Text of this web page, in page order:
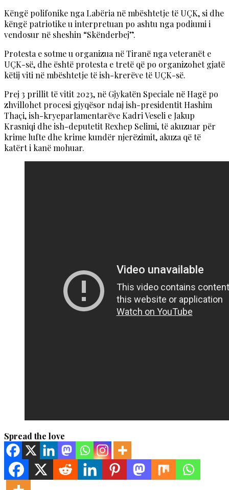
Këngë polifonike nga Labëria në mbështetje të UÇK, si dhe
këngë patriotike u interpretuan po ashtu nga podiumi i
vendosur në sheshin “Skënderbej”.
Protesta e sotme u organizua në Tiranë nga veteranët e
UÇK-së, dhe është protesta e tretë që po organizohet gjatë
këtij viti në mbështetje të ish-krerëve të UÇK-së.
Prej 3 prillit të vitit 2023, në Gjykatën Speciale në Hagë po
zhvillohet procesi gjyqësor ndaj ish-presidentit Hashim
Thaçi, ish-kryeparlamentarëve Kadri Veseli e Jakup
Krasniqi dhe ish-deputetit Rexhep Selimi, të akuzuar për
krime lufte dhe krime kundër njerëzimit, akuza që të
katërt i kanë mohuar.
Spread the love